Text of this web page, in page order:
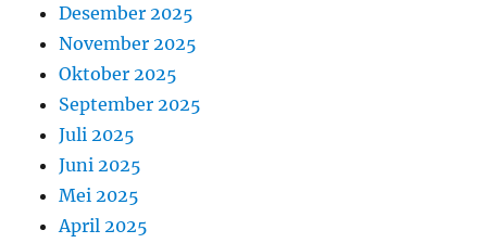
Desember 2025
November 2025
Oktober 2025
September 2025
Juli 2025
Juni 2025
Mei 2025
April 2025